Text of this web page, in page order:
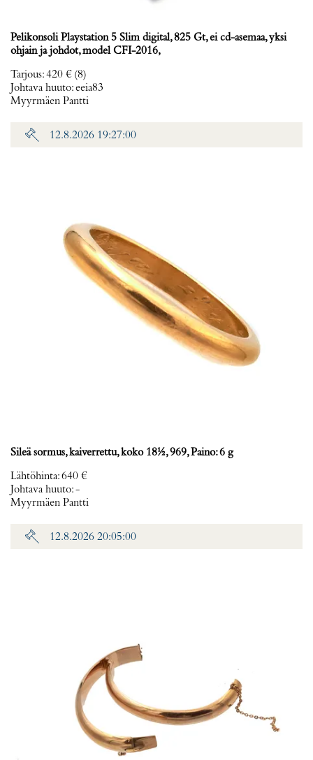
Pelikonsoli Playstation 5 Slim digital, 825 Gt, ei cd-asemaa, yksi
ohjain ja johdot, model CFI-2016,
Tarjous:420 € (8)
Johtava huuto:eeia83
Myyrmäen Pantti
12.8.2026 19:27:00
Sileä sormus, kaiverrettu, koko 18½, 969, Paino: 6 g
Lähtöhinta:640 €
Johtava huuto:-
Myyrmäen Pantti
12.8.2026 20:05:00